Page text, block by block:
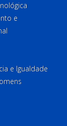
e
e Igualdade